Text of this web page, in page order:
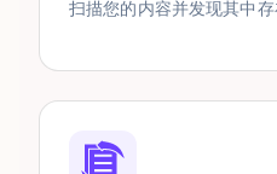
扫描您的内容并发现其中